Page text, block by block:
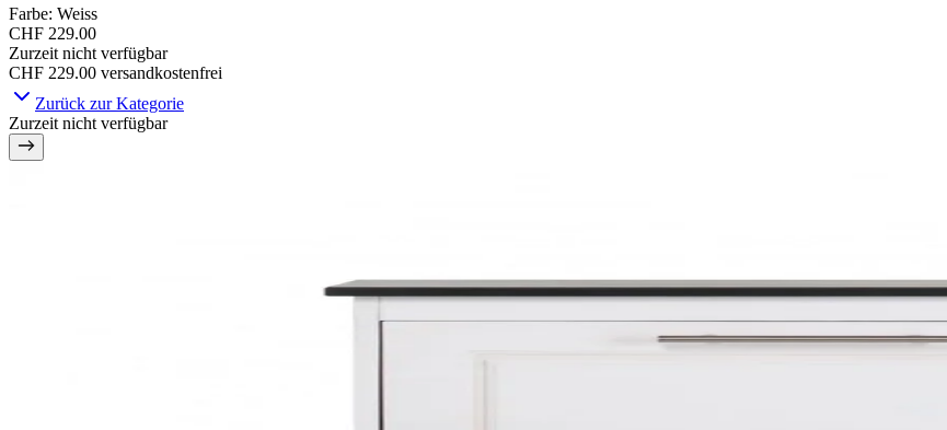
Farbe: Weiss
CHF 229.00
Zurzeit nicht verfügbar
CHF 229.00 versandkostenfrei
Zurück zur Kategorie
Zurzeit nicht verfügbar